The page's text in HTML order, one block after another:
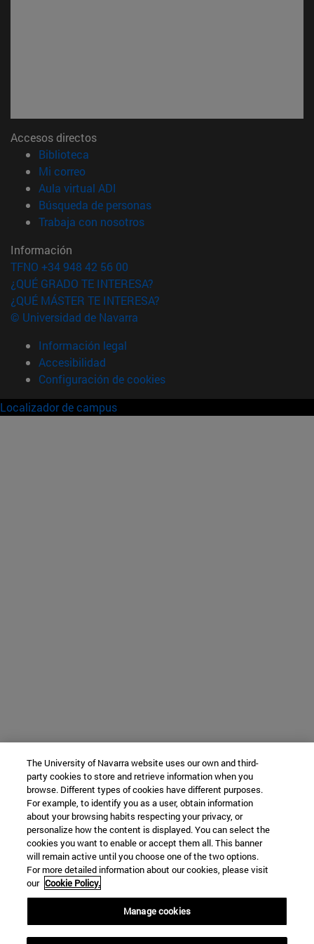
Accesos directos
Biblioteca
Mi correo(abre en nueva ventana)
Aula virtual ADI
Búsqueda de personas(abre en nueva ventana)
Trabaja con nosotros(abre en nueva ventana)
Información
TFNO +34 948 42 56 00
¿QUÉ GRADO TE INTERESA?
¿QUÉ MÁSTER TE INTERESA?
© Universidad de Navarra
Información legal
Accesibilidad
Configuración de cookies
Localizador de campus
The University of Navarra website uses our own and third-
party cookies to store and retrieve information when you
browse. Different types of cookies have different purposes.
For example, to identify you as a user, obtain information
about your browsing habits respecting your privacy, or
personalize how the content is displayed. You can select the
cookies you want to enable or accept them all. This banner
will remain active until you choose one of the two options.
For more detailed information about our cookies, please visit
our Cookie Policy.
Manage cookies